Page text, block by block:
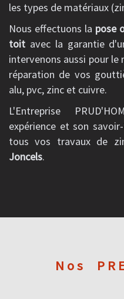
les types de matériaux
Nous effectuons la pose
toit avec la garantie
intervenons aussi pour
réparation de vos
alu, pvc, zinc et cuivre.
L'Entreprise
expérience et son
tous vos travaux de
Joncels.
Nos